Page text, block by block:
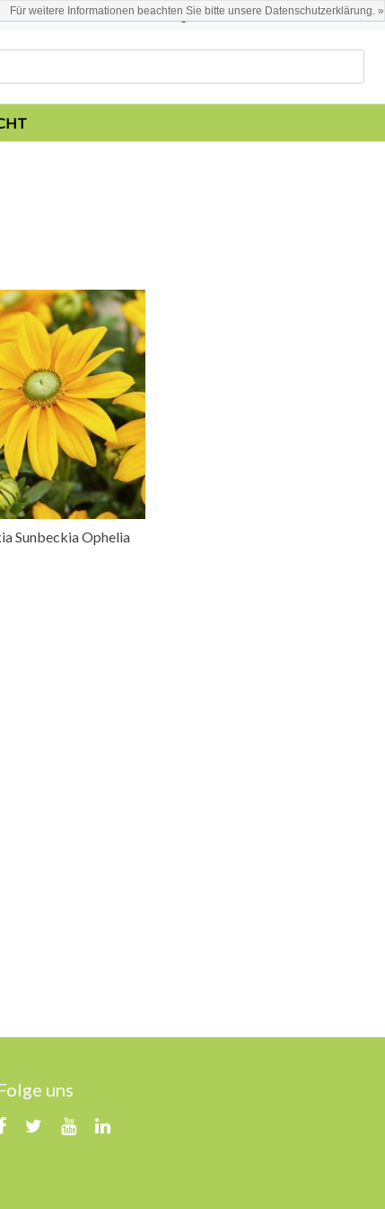
Kundenkonto anlegen / anmelden Deutsch
Sunbeckia Ophelia
uns
Für weitere Informationen beachten Sie bitte unsere Datenschutzerklärung. »